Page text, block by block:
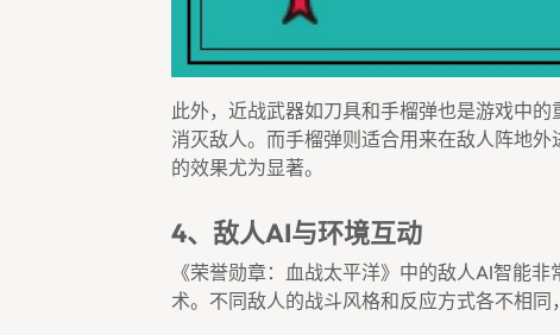
此外，近战武器如刀具和手榴弹也是游戏中
消灭敌人。而手榴弹则适合用来在敌人阵地
的效果尤为显著。
4、敌人AI与环境互动
《荣誉勋章：血战太平洋》中的敌人AI智能
术。不同敌人的战斗风格和反应方式各不相同